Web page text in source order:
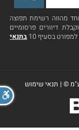
מהווה רשימת תפוצה
דיוורים פרסומיים
בסעיף 10
בתנאי
©
| תנאי שימוש